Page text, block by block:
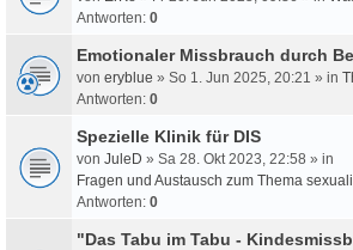
Antworten: 0
Emotionaler Missbrauch durch
von eryblue » So 1. Jun 2025, 20:21 » in
Antworten: 0
Spezielle Klinik für DIS
von JuleD » Sa 28. Okt 2023, 22:58 » in
Fragen und Austausch zum Thema
Antworten: 0
"Das Tabu im Tabu -